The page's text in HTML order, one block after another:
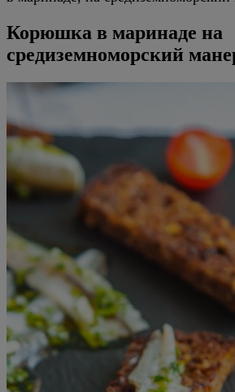
Корюшка в маринаде на
средиземноморский